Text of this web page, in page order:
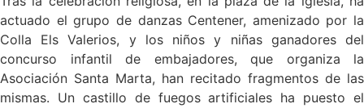
actuado el grupo de danzas Centener, amenizado por la
Colla Els Valerios, y los niños y niñas ganadores del
concurso infantil de embajadores, que organiza la
Asociación Santa Marta, han recitado fragmentos de las
mismas. Un castillo de fuegos artificiales ha puesto el